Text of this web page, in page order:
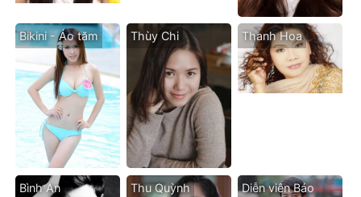
Bikini - Áo tăm Thùy Chi Thanh Hoa
Bình An Thu Quỳnh
Diễn viên Bảo